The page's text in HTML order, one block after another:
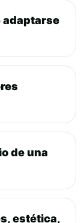
adaptarse
de una
estética,